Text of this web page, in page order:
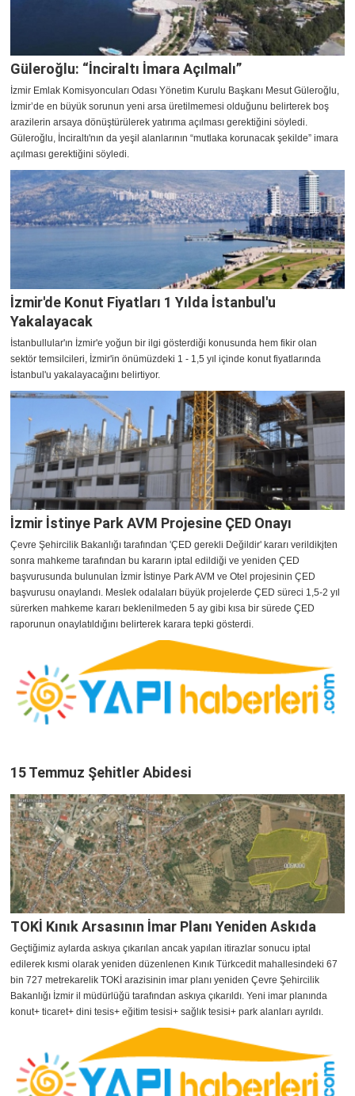
Güleroğlu: “İnciraltı İmara Açılmalı”
İzmir Emlak Komisyoncuları Odası Yönetim Kurulu Başkanı Mesut Güleroğlu,
İzmir’de en büyük sorunun yeni arsa üretilmemesi olduğunu belirterek boş
arazilerin arsaya dönüştürülerek yatırıma açılması gerektiğini söyledi.
Güleroğlu, İnciraltı'nın da yeşil alanlarının “mutlaka korunacak şekilde” imara
açılması gerektiğini söyledi.
İzmir'de Konut Fiyatları 1 Yılda İstanbul'u
Yakalayacak
İstanbullular'ın İzmir'e yoğun bir ilgi gösterdiği konusunda hem fikir olan
sektör temsilcileri, İzmir'in önümüzdeki 1 - 1,5 yıl içinde konut fiyatlarında
İstanbul'u yakalayacağını belirtiyor.
İzmir İstinye Park AVM Projesine ÇED Onayı
Çevre Şehircilik Bakanlığı tarafından 'ÇED gerekli Değildir' kararı verildikjten
sonra mahkeme tarafından bu kararın iptal edildiği ve yeniden ÇED
başvurusunda bulunulan İzmir İstinye Park AVM ve Otel projesinin ÇED
başvurusu onaylandı. Meslek odalaları büyük projelerde ÇED süreci 1,5-2 yıl
sürerken mahkeme kararı beklenilmeden 5 ay gibi kısa bir sürede ÇED
raporunun onaylatıldığını belirterek karara tepki gösterdi.
15 Temmuz Şehitler Abidesi
TOKİ Kınık Arsasının İmar Planı Yeniden Askıda
Geçtiğimiz aylarda askıya çıkarılan ancak yapılan itirazlar sonucu iptal
edilerek kısmi olarak yeniden düzenlenen Kınık Türkcedit mahallesindeki 67
bin 727 metrekarelik TOKİ arazisinin imar planı yeniden Çevre Şehircilik
Bakanlığı İzmir il müdürlüğü tarafından askıya çıkarıldı. Yeni imar planında
konut+ ticaret+ dini tesis+ eğitim tesisi+ sağlık tesisi+ park alanları ayrıldı.